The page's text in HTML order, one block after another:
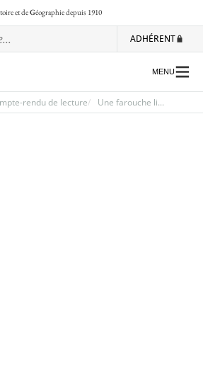
et deGéographiedepuis 1910
ADHÉRENT
MENU
rendu de lecture Une farouche li...